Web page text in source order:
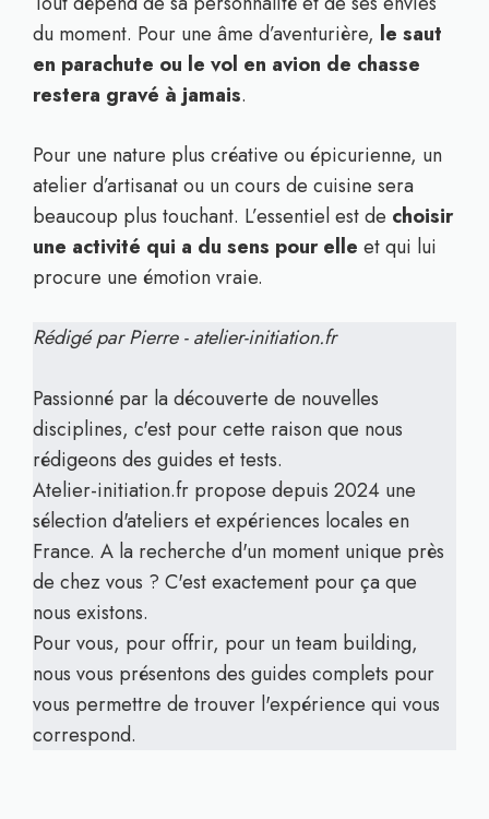
du moment. Pour une âme d’aventurière, le saut
en parachute ou le vol en avion de chasse
restera gravé à jamais.
Pour une nature plus créative ou épicurienne, un
atelier d’artisanat ou un cours de cuisine sera
beaucoup plus touchant. L’essentiel est de choisir
une activité qui a du sens pour elle et qui lui
procure une émotion vraie.
Rédigé par Pierre - atelier-initiation.fr
Passionné par la découverte de nouvelles
disciplines, c'est pour cette raison que nous
rédigeons des guides et tests.
Atelier-initiation.fr propose depuis 2024 une
sélection d'ateliers et expériences locales en
France. A la recherche d'un moment unique près
de chez vous ? C'est exactement pour ça que
nous existons.
Pour vous, pour offrir, pour un team building,
nous vous présentons des guides complets pour
vous permettre de trouver l'expérience qui vous
correspond.